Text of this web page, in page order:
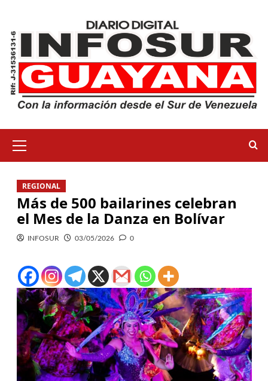
REGIONAL
Más de 500 bailarines celebran
el Mes de la Danza en Bolívar
INFOSUR 03/05/2026 0